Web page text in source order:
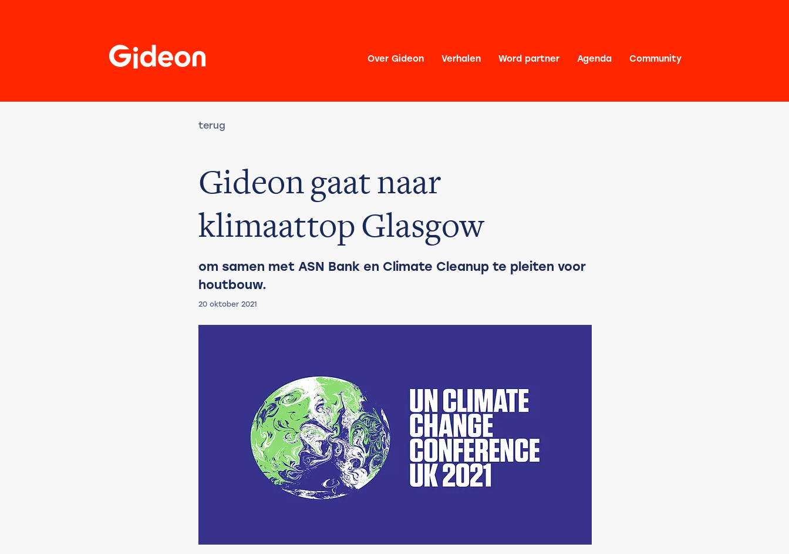
terug
Gideon gaat naar
klimaattop Glasgow
om samen met ASN Bank en Climate Cleanup te pleiten voor
houtbouw.
20 oktober 2021
Over Gideon Verhalen Word partner Agenda Community